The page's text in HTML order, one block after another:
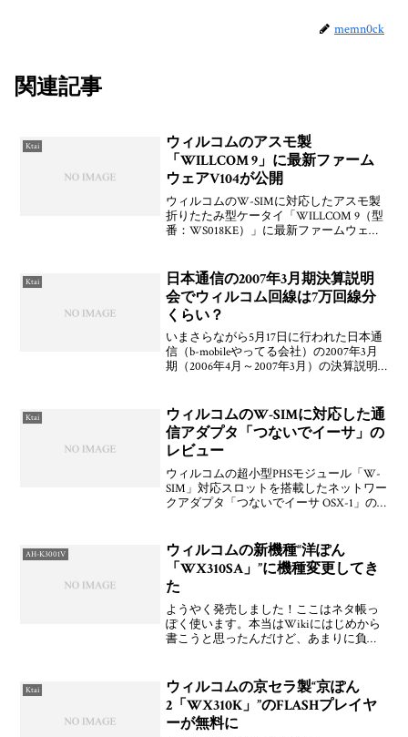
memn0ck
関連記事
Ktai
ウィルコムのアスモ製
「WILLCOM 9」に最新ファーム
ウェアV104が公開
ウィルコムのW-SIMに対応したアスモ製
折りたたみ型ケータイ「WILLCOM 9（型
番：WS018KE）」に最新ファームウェア
を向上しました。」とのこと。一部V10
Ktai
日本通信の2007年3月期決算説明
会でウィルコム回線は7万回線分
くらい？
いまさらながら5月17日に行われた日本通
信（b-mobileやってる会社）の2007年3月
期（2006年4月～2007年3月）の決算説明
で，すっかり逃していましたさ。
Ktai
ウィルコムのW-SIMに対応した通
信アダプタ「つないでイーサ」の
レビュー
ウィルコムの超小型PHSモジュール「W-
SIM」対応スロットを搭載したネットワー
クアダプタ「つないでイーサ OSX-1」の
m(__)mW-SIMを活用した玄人志向の超小
AH-K3001V
ウィルコムの新機種“洋ぽん
「WX310SA」”に機種変更してき
た
ようやく発売しました！ここはネタ帳っ
ぽく使います。本当はWikiにはじめから
書こうと思ったんだけど、あまりに負荷
Ktai
ウィルコムの京セラ製“京ぽん
2「WX310K」”のFLASHプレイヤ
ーが無料に